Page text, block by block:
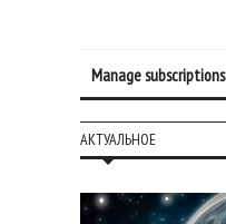
Manage subscriptions
АКТУАЛЬНОЕ